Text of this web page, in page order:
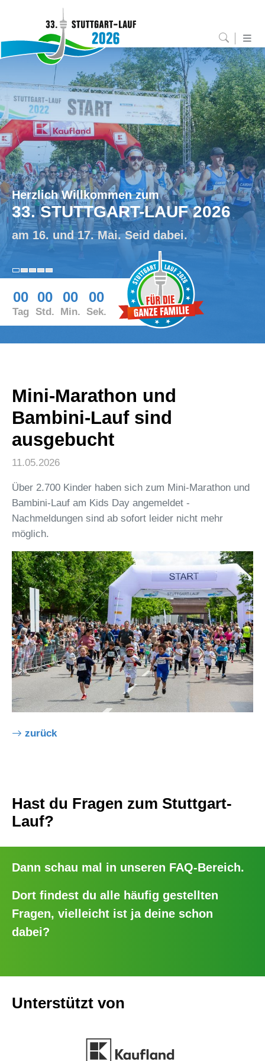
Herzlich Willkommen zum
33. STUTTGART-LAUF 2026
am 16. und 17. Mai. Seid dabei.
00
Tag
00
Std.
00
Min.
00
Sek.
Mini-Marathon und
Bambini-Lauf sind
ausgebucht
11.05.2026
Über 2.700 Kinder haben sich zum Mini-Marathon und
Bambini-Lauf am Kids Day angemeldet -
Nachmeldungen sind ab sofort leider nicht mehr
möglich.
zurück
Hast du Fragen zum Stuttgart-
Lauf?
Dann schau mal in unseren FAQ-Bereich.
Dort findest du alle häufig gestellten
Fragen, vielleicht ist ja deine schon
dabei?
Unterstützt von